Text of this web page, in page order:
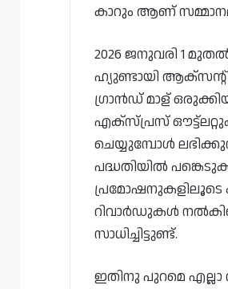
കാറും ആണ്
2026 ജനുവരി 1
ഹ്യുണ്ടായി ആക്സന്റ്
ഗ്രാൻഡ് മാള്
എക്സ്പ്രസ്
ചെയ്യുമ്പോൾ
പദ്ധതിയിൽ
റിവാർഡുകൾ
സാധിച്ചിട്ടുണ്ട്.
ഇതിനു പുറമെ